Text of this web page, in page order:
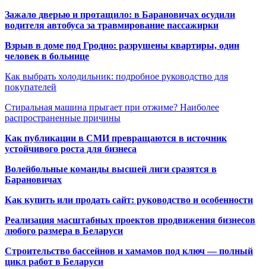
Зажало дверью и протащило: в Барановичах осудили
водителя автобуса за травмирование пассажирки
Взрыв в доме под Гродно: разрушены квартиры, один
человек в больнице
Как выбрать холодильник: подробное руководство для
покупателей
Стиральная машина прыгает при отжиме? Наиболее
распространенные причины
Как публикации в СМИ превращаются в источник
устойчивого роста для бизнеса
Волейбольные команды высшей лиги сразятся в
Барановичах
Как купить или продать сайт: руководство и особенности
Реализация масштабных проектов продвижения бизнесов
любого размера в Беларуси
Строительство бассейнов и хамамов под ключ — полный
цикл работ в Беларуси